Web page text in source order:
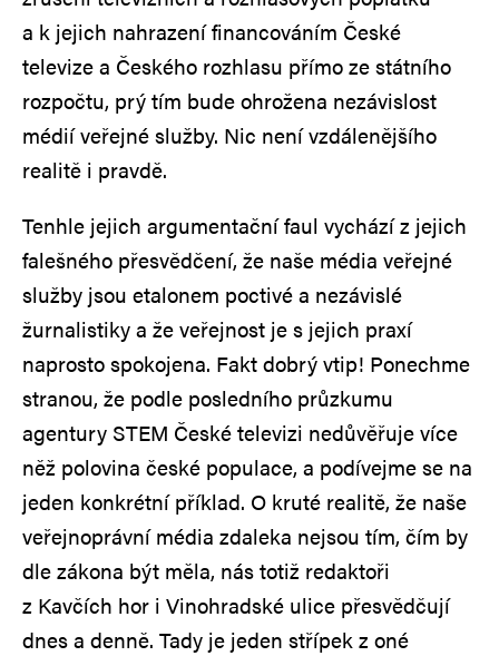
a k jejich nahrazení financováním České
televize a Českého rozhlasu přímo ze státního
rozpočtu, prý tím bude ohrožena nezávislost
médií veřejné služby. Nic není vzdálenějšího
realitě i pravdě.
Tenhle jejich argumentační faul vychází z jejich
falešného přesvědčení, že naše média veřejné
služby jsou etalonem poctivé a nezávislé
žurnalistiky a že veřejnost je s jejich praxí
naprosto spokojena. Fakt dobrý vtip! Ponechme
stranou, že podle posledního průzkumu
agentury STEM České televizi nedůvěřuje více
něž polovina české populace, a podívejme se na
jeden konkrétní příklad. O kruté realitě, že naše
veřejnoprávní média zdaleka nejsou tím, čím by
dle zákona být měla, nás totiž redaktoři
z Kavčích hor i Vinohradské ulice přesvědčují
dnes a denně. Tady je jeden střípek z oné